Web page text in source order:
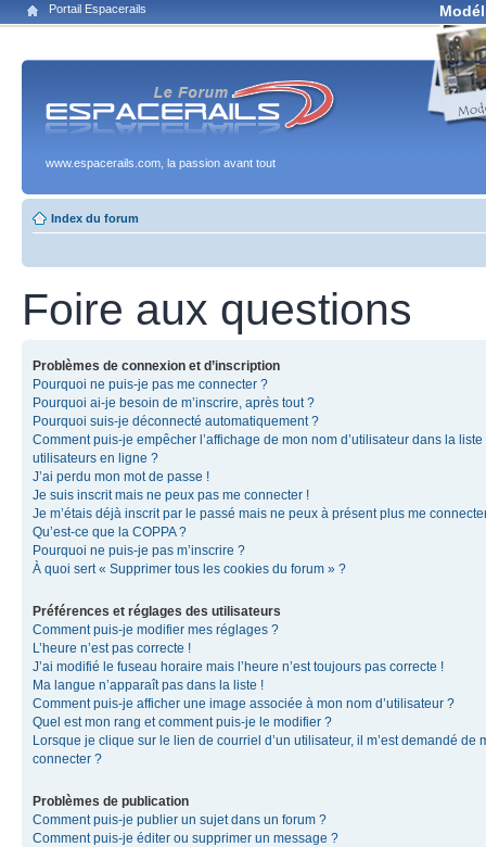
Portail Espacerails
www.espacerails.com, la passion avant tout
Index du forum
Foire aux questions
Problèmes de connexion et d’inscription
Pourquoi ne puis-je pas me connecter ?
Pourquoi ai-je besoin de m’inscrire, après tout ?
Pourquoi suis-je déconnecté automatiquement ?
Comment puis-je empêcher l’affichage de mon nom d’utilisateur dans la liste
utilisateurs en ligne ?
J’ai perdu mon mot de passe !
Je suis inscrit mais ne peux pas me connecter !
Je m’étais déjà inscrit par le passé mais ne peux à présent plus me
Qu’est-ce que la COPPA ?
Pourquoi ne puis-je pas m’inscrire ?
À quoi sert « Supprimer tous les cookies du forum » ?
Préférences et réglages des utilisateurs
Comment puis-je modifier mes réglages ?
L’heure n’est pas correcte !
J’ai modifié le fuseau horaire mais l’heure n’est toujours pas correcte !
Ma langue n’apparaît pas dans la liste !
Comment puis-je afficher une image associée à mon nom d’utilisateur ?
Quel est mon rang et comment puis-je le modifier ?
Lorsque je clique sur le lien de courriel d’un utilisateur, il m’est demandé de
connecter ?
Problèmes de publication
Comment puis-je publier un sujet dans un forum ?
Comment puis-je éditer ou supprimer un message ?